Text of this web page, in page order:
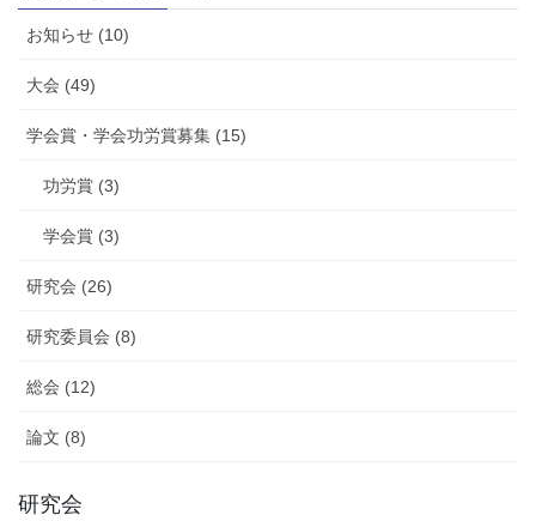
お知らせ (10)
大会 (49)
学会賞・学会功労賞募集 (15)
功労賞 (3)
学会賞 (3)
研究会 (26)
研究委員会 (8)
総会 (12)
論文 (8)
研究会